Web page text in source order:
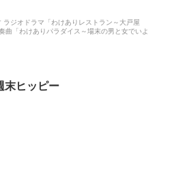
ラジオドラマ「わけありレストラン～大戸屋
曲「わけありパラダイス～場末の男と女でいよ
末ヒッピー